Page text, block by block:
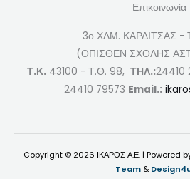
Επικοινωνία
3ο ΧΛΜ. ΚΑΡΔΙΤΣΑΣ -
(ΟΠΙΣΘΕΝ ΣΧΟΛΗΣ
Τ.Κ.43100 - Τ.Θ. 98, ΤΗΛ.:24410
24410 79573 Email.:
Copyright © 2026 ΙΚΑΡΟΣ Α.Ε. | Powered
Team &